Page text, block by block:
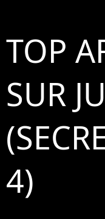
TOP
SUR
4)